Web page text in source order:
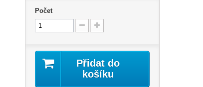
Počet
Přidat do
košíku